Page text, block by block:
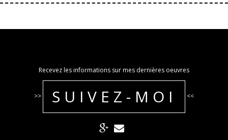
Recevez les informations sur mes dernières oeuvres
>> SUIVEZ-MOI <<